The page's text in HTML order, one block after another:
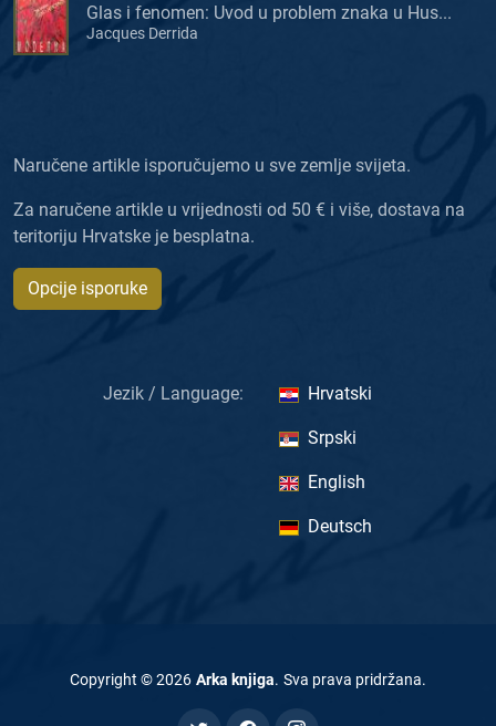
Glas i fenomen: Uvod u problem znaka u Hus...
Jacques Derrida
Naručene artikle isporučujemo u sve zemlje svijeta.
Za naručene artikle u vrijednosti od 50 € i više, dostava na
teritoriju Hrvatske je besplatna.
Opcije isporuke
Jezik / Language: Hrvatski
Srpski
English
Deutsch
Copyright ©2026 Arka knjiga. Sva prava pridržana.